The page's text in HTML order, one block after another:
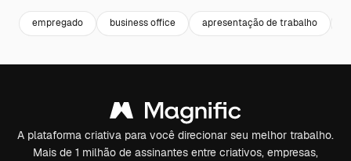
empregado business office apresentação de trabalho
A plataforma criativa para você direcionar seu melhor trabalho.
Mais de 1 milhão de assinantes entre criativos, empresas,